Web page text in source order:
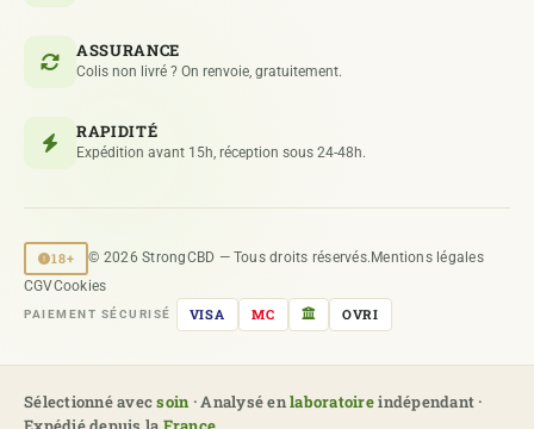
ASSURANCE
Colis non livré ? On renvoie, gratuitement.
RAPIDITÉ
Expédition avant 15h, réception sous 24-48h.
18+ © 2026 StrongCBD — Tous droits réservés. Mentions légales
CGVCookies
PAIEMENT SÉCURISÉ VISA MC OVRI
Sélectionné avecsoin · Analysé enlaboratoireindépendant ·